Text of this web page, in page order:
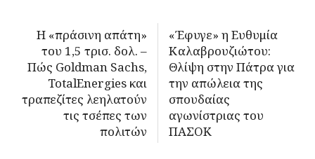
Η «πράσινη απάτη»
του 1,5 τρισ. δολ. –
Πώς Goldman Sachs,
TotalEnergies και
τραπεζίτες λεηλατούν
τις τσέπες των
πολιτών
«Έφυγε» η Ευθυμία
Καλαβρoυζιώτου:
Θλίψη στην Πάτρα για
την απώλεια της
σπουδαίας
αγωνίστριας του
ΠΑΣΟΚ